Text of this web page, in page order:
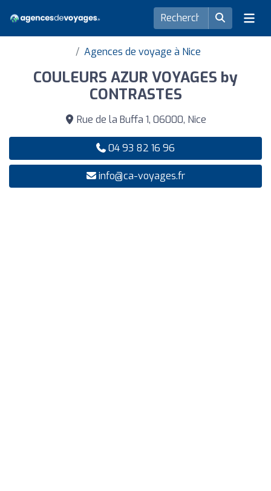
Agences de voyage à Nice
COULEURS AZUR VOYAGES by
CONTRASTES
Rue de la Buffa 1, 06000, Nice
04 93 82 16 96
info@ca-voyages.fr